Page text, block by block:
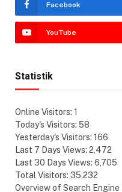
Facebook
YouTube
Statistik
Online Visitors: 1
Today's Visitors: 58
Yesterday's Visitors: 166
Last 7 Days Views: 2,472
Last 30 Days Views: 6,705
Total Visitors: 35,232
Overview of Search